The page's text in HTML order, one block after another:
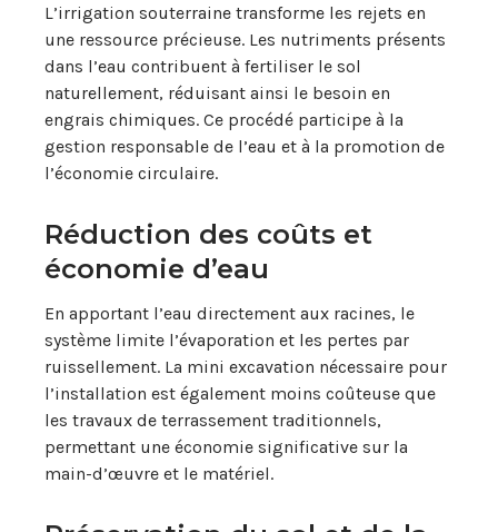
L’irrigation souterraine transforme les rejets en
une ressource précieuse. Les nutriments présents
dans l’eau contribuent à fertiliser le sol
naturellement, réduisant ainsi le besoin en
engrais chimiques. Ce procédé participe à la
gestion responsable de l’eau et à la promotion de
l’économie circulaire.
Réduction des coûts et
économie d’eau
En apportant l’eau directement aux racines, le
système limite l’évaporation et les pertes par
ruissellement. La mini excavation nécessaire pour
l’installation est également moins coûteuse que
les travaux de terrassement traditionnels,
permettant une économie significative sur la
main-d’œuvre et le matériel.